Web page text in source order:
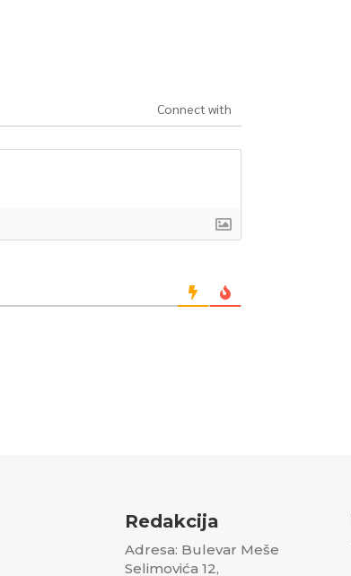
Connect with
Redakcija
Adresa: Bulevar Meše
Selimovića 12,